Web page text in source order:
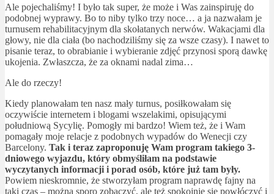
Ale pojechaliśmy! I było tak super, że może i Was zainspiruję do
podobnej wyprawy. Bo to niby tylko trzy noce… a ja nazwałam je
turnusem rehabilitacyjnym dla skołatanych nerwów. Wakacjami dla
głowy, nie dla ciała (bo nachodziliśmy się za wsze czasy). I nawet to
pisanie teraz, to obrabianie i wybieranie zdjęć przynosi sporą dawkę
ukojenia. Zwłaszcza, że za oknami nadal zima…
Ale do rzeczy!
Kiedy planowałam ten nasz mały turnus, posiłkowałam się
oczywiście internetem i blogami wszelakimi, opisującymi
południową Sycylię. Pomogły mi bardzo! Wiem też, że i Wam
pomagały moje relacje z podobnych wypadów do Wenecji czy
Barcelony. Tak i teraz zaproponuję Wam program takiego 3-
dniowego wyjazdu, który obmyśliłam na podstawie
wyczytanych informacji i porad osób, które już tam były.
Powiem nieskromnie, że stworzyłam program naprawdę fajny na
taki czas – można sporo zobaczyć, ale też spokojnie się powłóczyć i